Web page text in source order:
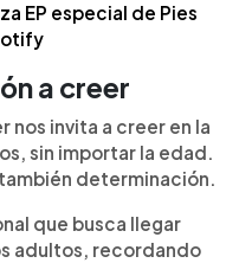
EP especial de Pies
a creer
nos invita a creer en la
sin importar la edad.
determinación.
que busca llegar
adultos, recordando